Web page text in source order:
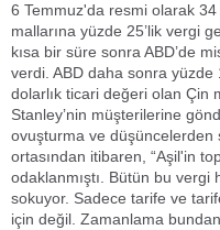
6 Temmuz'da resmi olarak
mallarına yüzde 25’lik vergi
kısa bir süre sonra ABD’de
verdi. ABD daha sonra
dolarlık ticari değeri olan Çin
Stanley’nin müşterilerine
ovuşturma ve
ortasından itibaren, “Aşil'in
odaklanmıştı. Bütün bu
sokuyor. Sadece tarife ve
için değil. Zamanlama